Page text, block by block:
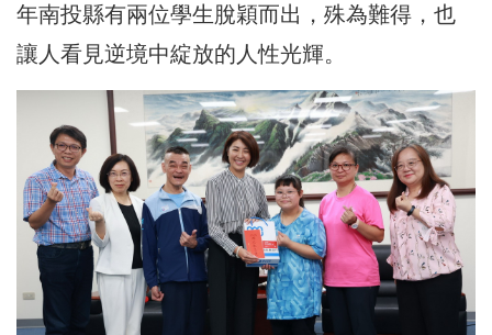
年南投縣有兩位學生脫穎而出，殊為難得，也
讓人看見逆境中綻放的人性光輝。